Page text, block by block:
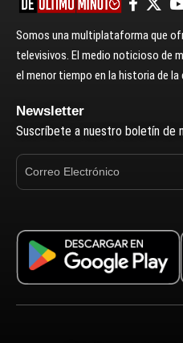
Somos una multiplataforma que
televisivos. El medio noticioso de
el menor tiempo en la historia de
Newsletter
Suscríbete a nuestro boletín de